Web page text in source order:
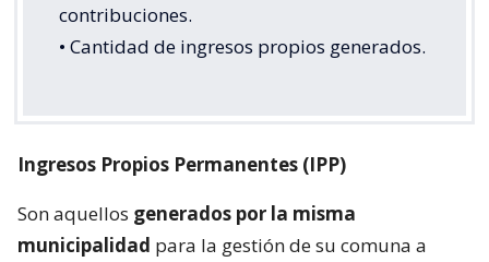
contribuciones.
• Cantidad de ingresos propios generados.
Ingresos Propios Permanentes (IPP)
Son aquellos generados por la misma
municipalidad para la gestión de su comuna a